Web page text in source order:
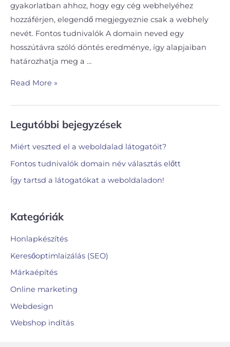
gyakorlatban ahhoz, hogy egy cég webhelyéhez
hozzáférjen, elegendő megjegyeznie csak a webhely
nevét. Fontos tudnivalók A domain neved egy
hosszútávra szóló döntés eredménye, így alapjaiban
határozhatja meg a …
Read More »
Legutóbbi bejegyzések
Miért veszted el a weboldalad látogatóit?
Fontos tudnivalók domain név választás előtt
Így tartsd a látogatókat a weboldaladon!
Kategóriák
Honlapkészítés
Keresőoptimlaizálás (SEO)
Márkaépítés
Online marketing
Webdesign
Webshop indítás